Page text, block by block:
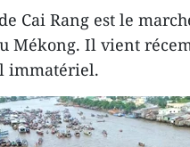
Cai Rang est le
Mékong. Il vient
immatériel.